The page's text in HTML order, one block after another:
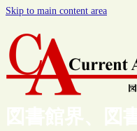
Skip to main content area
図書館界、図